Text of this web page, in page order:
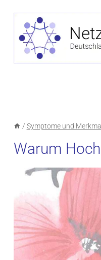
springen
/ Symptome und
Warum